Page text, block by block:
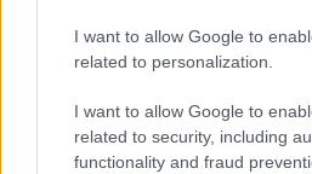
I want to allow Google to
related to personalization.
I want to allow Google to
related to security, including
functionality and fraud
Όταν έπεσε νεκρόςκαι ο
από τις σφαίρες των
Αλγερινοί υποχρεώθηκαν
απογείωση του
προσγειώθηκε εκείνο το